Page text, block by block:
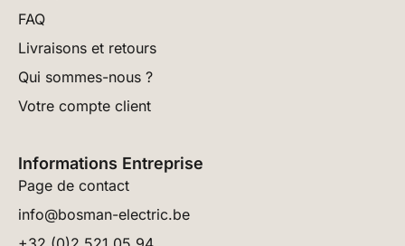
FAQ
Livraisons et retours
Qui sommes-nous ?
Votre compte client
Informations Entreprise
Page de contact
info@bosman-electric.be